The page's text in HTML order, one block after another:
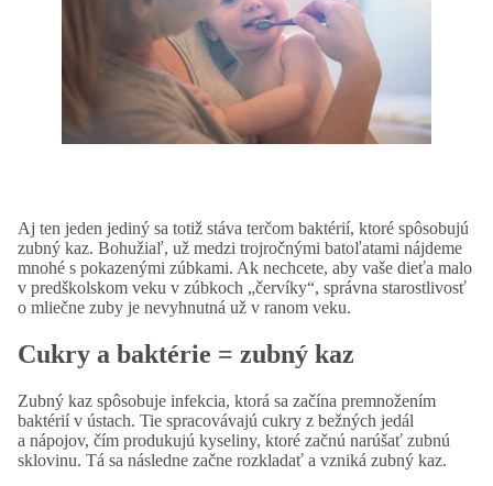
Aj ten jeden jediný sa totiž stáva terčom baktérií, ktoré spôsobujú
zubný kaz. Bohužiaľ, už medzi trojročnými batoľatami nájdeme
mnohé s pokazenými zúbkami. Ak nechcete, aby vaše dieťa malo
v predškolskom veku v zúbkoch „červíky“, správna starostlivosť
o mliečne zuby je nevyhnutná už v ranom veku.
Cukry a baktérie = zubný kaz
Zubný kaz spôsobuje infekcia, ktorá sa začína premnožením
baktérií v ústach. Tie spracovávajú cukry z bežných jedál
a nápojov, čím produkujú kyseliny, ktoré začnú narúšať zubnú
sklovinu. Tá sa následne začne rozkladať a vzniká zubný kaz.